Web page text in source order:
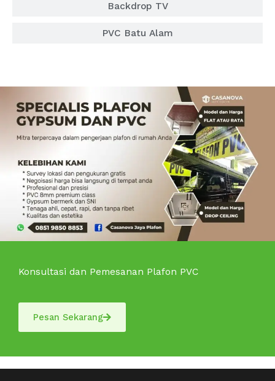
Backdrop TV
PVC Batu Alam
Konsultasi dan Pemesanan Plafon PVC
Pesan Sekarang